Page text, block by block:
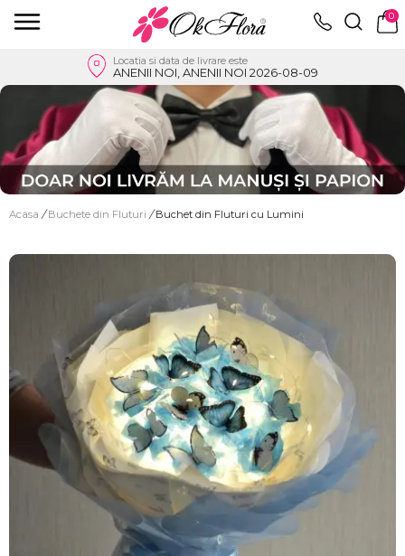
0
Locatia si data de livrare este
ANENII NOI, ANENII NOI 2026-08-09
Acasa / Buchete din Fluturi / Buchet din Fluturi cu Lumini